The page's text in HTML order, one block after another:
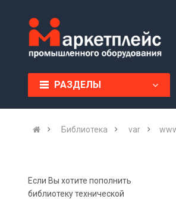
РАЗДЕЛЫ
Библиотека var
Если Вы хотите пополнить
библиотеку технической